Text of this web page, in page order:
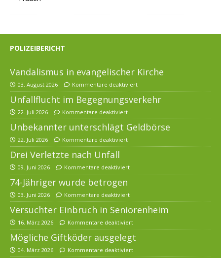
POLIZEIBERICHT
Vandalismus in evangelischer Kirche
03. August 2026 Kommentare deaktiviert
Unfallflucht im Begegnungsverkehr
22. Juli 2026 Kommentare deaktiviert
Unbekannter unterschlägt Geldbörse
22. Juli 2026 Kommentare deaktiviert
Drei Verletzte nach Unfall
09. Juni 2026 Kommentare deaktiviert
74-Jähriger wurde betrogen
03. Juni 2026 Kommentare deaktiviert
Versuchter Einbruch in Seniorenheim
16. März 2026 Kommentare deaktiviert
Mögliche Giftköder ausgelegt
04. März 2026 Kommentare deaktiviert